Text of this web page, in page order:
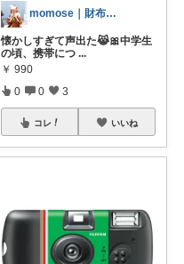
momose｜財布の紐堅めﾏﾏ 🎀
懐かしすぎて声出た😹🎀中学生
の頃、携帯につ ...
￥ 990
0 0 3
コレ いいね